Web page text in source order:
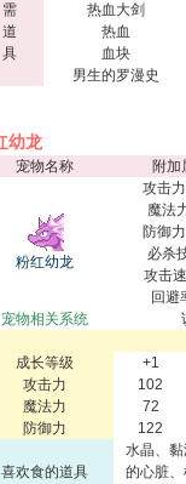
需
道
具
热血大剑
热血
血块
男生的罗漫史
幼龙
宠物名称 附加
粉红幼龙
攻击
魔法
防御
必杀
攻击
回避
宠物相关系统
成长等级
+1
攻击力
102
魔法力
72
防御力
122
喜欢食的道具
水晶、
的心脏